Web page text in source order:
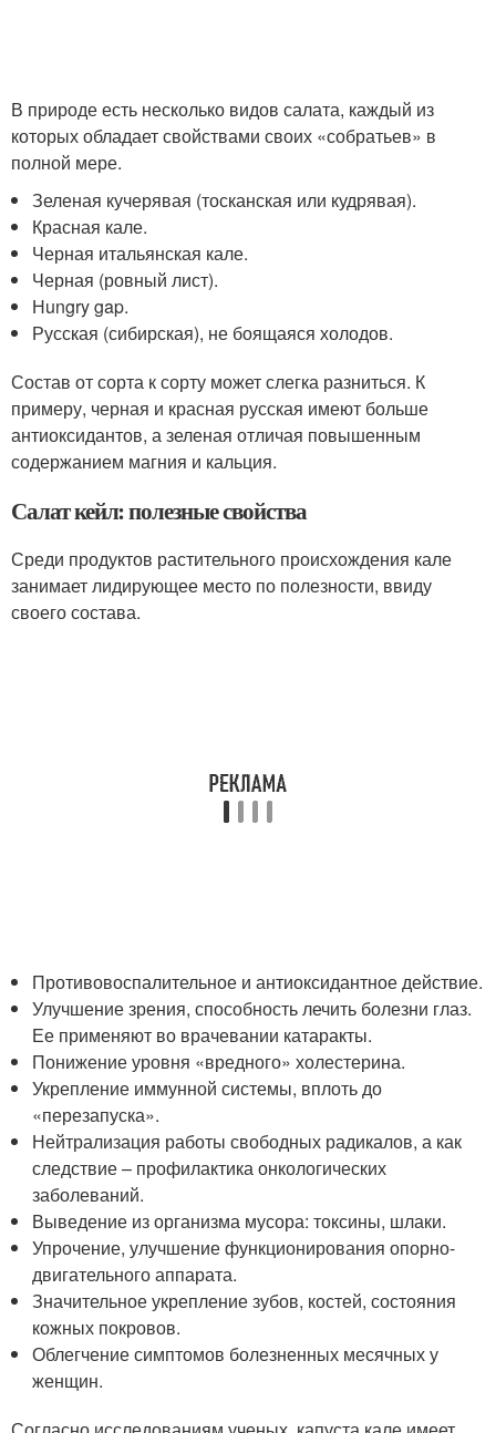
В природе есть несколько видов салата, каждый из
которых обладает свойствами своих «собратьев» в
полной мере.
Зеленая кучерявая (тосканская или кудрявая).
Красная кале.
Черная итальянская кале.
Черная (ровный лист).
Нungry gap.
Русская (сибирская), не боящаяся холодов.
Состав от сорта к сорту может слегка разниться. К
примеру, черная и красная русская имеют больше
антиоксидантов, а зеленая отличая повышенным
содержанием магния и кальция.
Салат кейл: полезные свойства
Среди продуктов растительного происхождения кале
занимает лидирующее место по полезности, ввиду
своего состава.
Противовоспалительное и антиоксидантное действие.
Улучшение зрения, способность лечить болезни глаз.
Ее применяют во врачевании катаракты.
Понижение уровня «вредного» холестерина.
Укрепление иммунной системы, вплоть до
«перезапуска».
Нейтрализация работы свободных радикалов, а как
следствие – профилактика онкологических
заболеваний.
Выведение из организма мусора: токсины, шлаки.
Упрочение, улучшение функционирования опорно-
двигательного аппарата.
Значительное укрепление зубов, костей, состояния
кожных покровов.
Облегчение симптомов болезненных месячных у
женщин.